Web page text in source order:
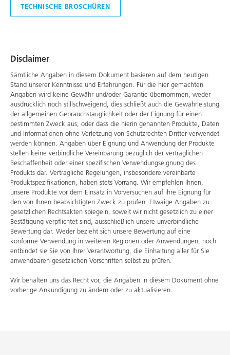
TECHNISCHE BROSCHÜREN
Disclaimer
Sämtliche Angaben in diesem Dokument basieren auf dem heutigen
Stand unserer Kenntnisse und Erfahrungen. Für die hier gemachten
Angaben wird keine Gewähr und/oder Garantie übernommen, weder
ausdrücklich noch stillschweigend, dies schließt auch die Gewährleistung
der allgemeinen Gebrauchstauglichkeit oder der Eignung für einen
bestimmten Zweck aus, oder dass die hierin genannten Produkte, Daten
und Informationen ohne Verletzung von Schutzrechten Dritter verwendet
werden können. Angaben über Eignung und Anwendung der Produkte
stellen keine verbindliche Vereinbarung bezüglich der vertraglichen
Beschaffenheit oder einer spezifischen Verwendungseignung des
Produkts dar. Vertragliche Regelungen, insbesondere vereinbarte
Produktspezifikationen, haben stets Vorrang. Wir empfehlen Ihnen,
unsere Produkte vor dem Einsatz in Vorversuchen auf ihre Eignung für
den von Ihnen beabsichtigten Zweck zu prüfen. Etwaige Angaben zu
gesetzlichen Rechtsakten spiegeln, soweit wir nicht gesetzlich zu einer
Bestätigung verpflichtet sind, ausschließlich unsere unverbindliche
Bewertung dar. Weder bezieht sich unsere Bewertung auf eine
konforme Verwendung in weiteren Regionen oder Anwendungen, noch
entbindet sie Sie von Ihrer Verantwortung, die Einhaltung aller für Sie
anwendbaren gesetzlichen Vorschriften selbst zu prüfen.
Wir behalten uns das Recht vor, die Angaben in diesem Dokument ohne
vorherige Ankündigung zu ändern oder zu aktualisieren.